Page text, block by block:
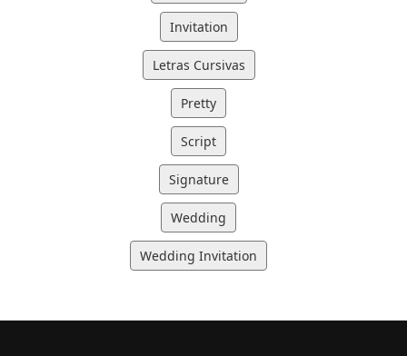
Invitation
Letras Cursivas
Pretty
Script
Signature
Wedding
Wedding Invitation